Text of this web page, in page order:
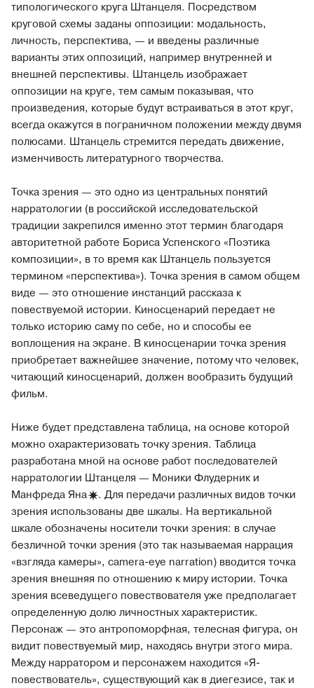
типологического круга Штанцеля. Посредством
круговой схемы заданы оппозиции: модальность,
личность, перспектива, — и введены различные
варианты этих оппозиций, например внутренней и
внешней перспективы. Штанцель изображает
оппозиции на круге, тем самым показывая, что
произведения, которые будут встраиваться в этот круг,
всегда окажутся в пограничном положении между двумя
полюсами. Штанцель стремится передать движение,
изменчивость литературного творчества.
Точка зрения — это одно из центральных понятий
нарратологии (в российской исследовательской
традиции закрепился именно этот термин благодаря
авторитетной работе Бориса Успенского «Поэтика
композиции», в то время как Штанцель пользуется
термином «перспектива»). Точка зрения в самом общем
виде — это отношение инстанций рассказа к
повествуемой истории. Киносценарий передает не
только историю саму по себе, но и способы ее
воплощения на экране. В киносценарии точка зрения
приобретает важнейшее значение, потому что человек,
читающий киносценарий, должен вообразить будущий
фильм.
Ниже будет представлена таблица, на основе которой
можно охарактеризовать точку зрения. Таблица
разработана мной на основе работ последователей
нарратологии Штанцеля — Моники Флудерник и
Манфреда Яна
. Для передачи различных видов точки
зрения использованы две шкалы. На вертикальной
шкале обозначены носители точки зрения: в случае
безличной точки зрения (это так называемая наррация
«взгляда камеры», camera-eye narration) вводится точка
зрения внешняя по отношению к миру истории. Точка
зрения всеведущего повествователя уже предполагает
определенную долю личностных характеристик.
Персонаж — это антропоморфная, телесная фигура, он
видит повествуемый мир, находясь внутри этого мира.
Между нарратором и персонажем находится «Я-
повествователь», существующий как в диегезисе, так и